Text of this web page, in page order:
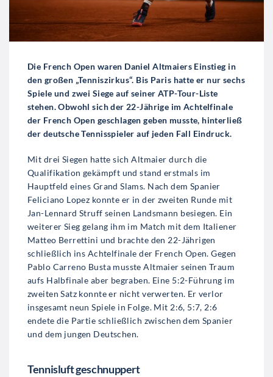
Die French Open waren Daniel Altmaiers Einstieg in
den großen „Tenniszirkus“. Bis Paris hatte er nur sechs
Spiele und zwei Siege auf seiner ATP-Tour-Liste
stehen. Obwohl sich der 22-Jährige im Achtelfinale
der French Open geschlagen geben musste, hinterließ
der deutsche Tennisspieler auf jeden Fall Eindruck.
Mit drei Siegen hatte sich Altmaier durch die
Qualifikation gekämpft und stand erstmals im
Hauptfeld eines Grand Slams. Nach dem Spanier
Feliciano Lopez konnte er in der zweiten Runde mit
Jan-Lennard Struff seinen Landsmann besiegen. Ein
weiterer Sieg gelang ihm im Match mit dem Italiener
Matteo Berrettini und brachte den 22-Jährigen
schließlich ins Achtelfinale der French Open. Gegen
Pablo Carreno Busta musste Altmaier seinen Traum
aufs Halbfinale aber begraben. Eine 5:2-Führung im
zweiten Satz konnte er nicht verwerten. Er verlor
insgesamt neun Spiele in Folge. Mit 2:6, 5:7, 2:6
endete die Partie schließlich zwischen dem Spanier
und dem jungen Deutschen.
Tennisluft geschnuppert